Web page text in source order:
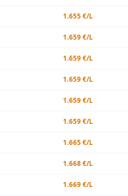
1.655 €/L
1.659 €/L
1.659 €/L
1.659 €/L
1.659 €/L
1.659 €/L
1.665 €/L
1.668 €/L
1.669 €/L